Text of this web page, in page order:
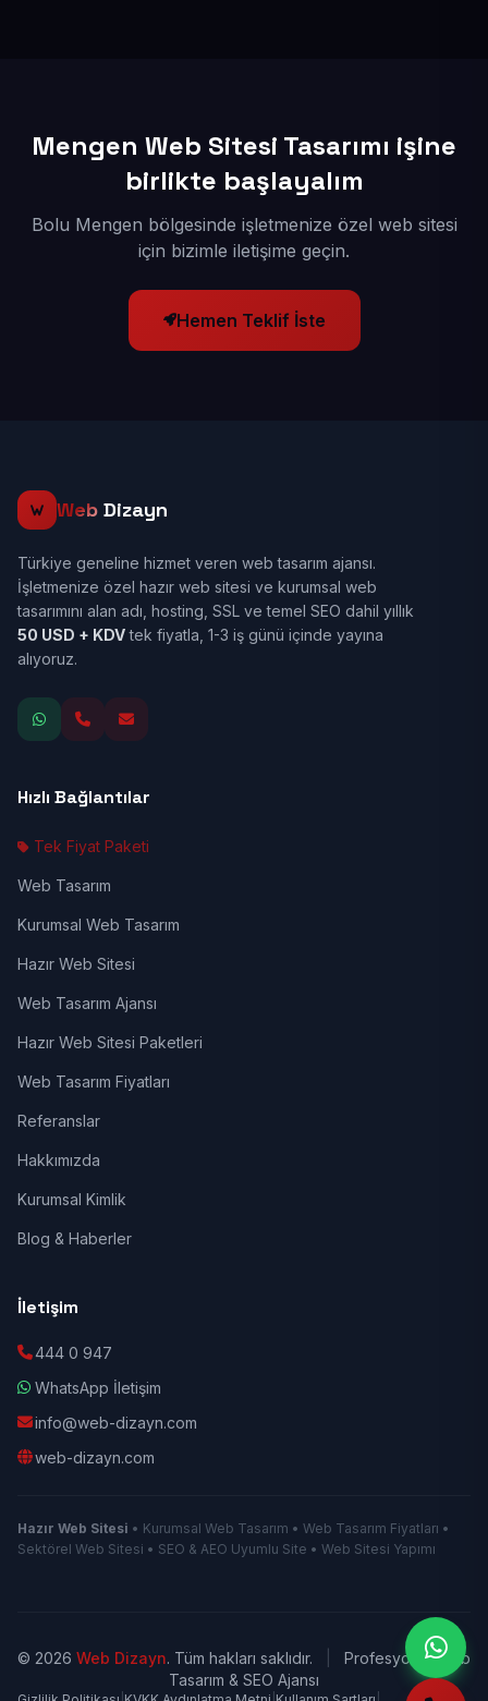
Mengen Web Sitesi Tasarımı işine
birlikte başlayalım
Bolu Mengen bölgesinde işletmenize özel web sitesi
için bizimle iletişime geçin.
Hemen Teklif İste
Web Dizayn
Türkiye geneline hizmet veren web tasarım ajansı.
İşletmenize özel hazır web sitesi ve kurumsal web
tasarımını alan adı, hosting, SSL ve temel SEO dahil yıllık
50 USD + KDVtek fiyatla, 1-3 iş günü içinde yayına
alıyoruz.
Hızlı Bağlantılar
Tek Fiyat Paketi
Web Tasarım
Kurumsal Web Tasarım
Hazır Web Sitesi
Web Tasarım Ajansı
Hazır Web Sitesi Paketleri
Web Tasarım Fiyatları
Referanslar
Hakkımızda
Kurumsal Kimlik
Blog & Haberler
İletişim
444 0 947
WhatsApp İletişim
info@web-dizayn.com
web-dizayn.com
Hazır Web Sitesi • Kurumsal Web Tasarım • Web Tasarım Fiyatları •
Sektörel Web Sitesi • SEO & AEO Uyumlu Site • Web Sitesi Yapımı
© 2026 Web Dizayn. Tüm hakları saklıdır.
Profesyonel Web
Tasarım & SEO Ajansı